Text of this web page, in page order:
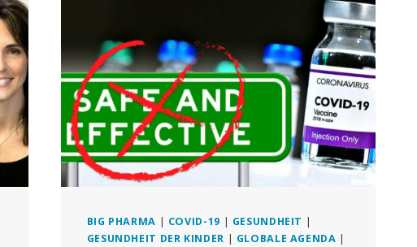
GESCHEITERT
BIG PHARMA | COVID-19 | GESUNDHEIT |
GESUNDHEIT DER KINDER | GLOBALE AGENDA |